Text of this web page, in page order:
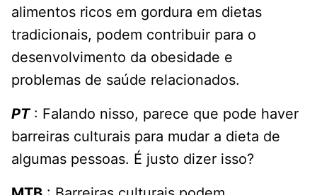
alimentos ricos em gordura em dietas
tradicionais, podem contribuir para o
desenvolvimento da obesidade e
problemas de saúde relacionados.
PT: Falando nisso, parece que pode haver
barreiras culturais para mudar a dieta de
algumas pessoas. É justo dizer isso?